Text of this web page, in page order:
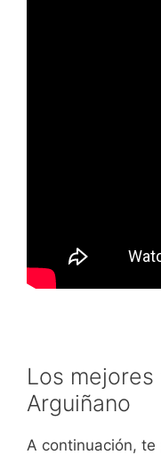
Los
Arguiñano
A continuación, te